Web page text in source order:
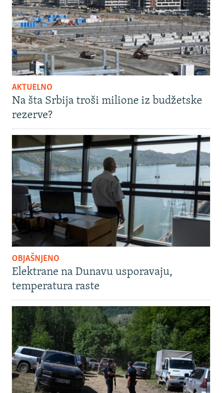
AKTUELNO
Na šta Srbija troši milione iz budžetske
rezerve?
OBJAŠNJENO
Elektrane na Dunavu usporavaju,
temperatura raste